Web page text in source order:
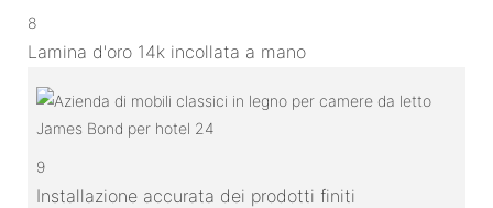
8
Lamina d'oro 14k incollata a mano
9
Installazione accurata dei prodotti finiti